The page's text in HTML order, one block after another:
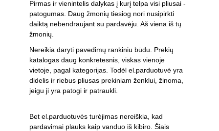
Pirmas ir vienintelis dalykas į kurį telpa visi pliusai -
patogumas. Daug žmonių tiesiog nori nusipirkti
daiktą nebendraujant su pardavėju. Aš viena iš tų
žmonių.
Nereikia daryti pavedimų rankiniu būdu. Prekių
katalogas daug konkretesnis, viskas vienoje
vietoje, pagal kategorijas. ️Todėl el.parduotuvė yra
didelis ir riebus pliusas prekiniam ženklui, žinoma,
jeigu ji yra patogi ir patraukli. ️
Bet el.parduotuvės turėjimas nereiškia, kad
pardavimai plauks kaip vanduo iš kibiro. Šiais